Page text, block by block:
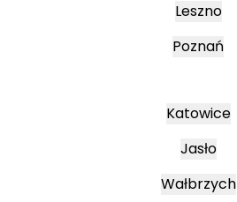
Leszno
Poznań
Katowice
Jasło
Wałbrzych